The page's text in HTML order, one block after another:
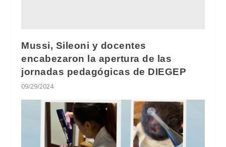
Mussi, Sileoni y docentes
encabezaron la apertura de las
jornadas pedagógicas de DIEGEP
09/29/2024